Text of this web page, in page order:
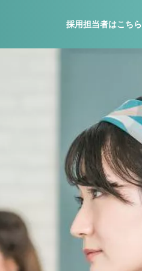
採用担当者はこちら